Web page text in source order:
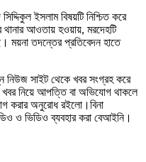
ইসলাম বিষয়টি নিশ্চিত করে
আওতায় হওয়ায়, মরদেহটি
ময়না তদন্তের প্রতিবেদন হাতে
নিউজ সাইট থেকে খবর সংগ্রহ করে
নিয়ে আপত্তি বা অভিযোগ থাকলে
করার অনুরোধ রইলো।বিনা
ও ভিডিও ব্যবহার করা বেআইনি।